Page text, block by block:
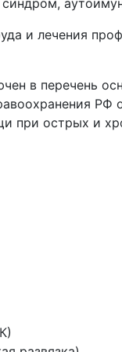
и лечения
в перечень
РФ
при острых и